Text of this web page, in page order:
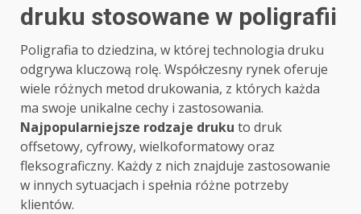
druku stosowane w poligrafii
Poligrafia to dziedzina, w której technologia druku
odgrywa kluczową rolę. Współczesny rynek oferuje
wiele różnych metod drukowania, z których każda
ma swoje unikalne cechy i zastosowania.
Najpopularniejsze rodzaje druku to druk
offsetowy, cyfrowy, wielkoformatowy oraz
fleksograficzny. Każdy z nich znajduje zastosowanie
w innych sytuacjach i spełnia różne potrzeby
klientów.